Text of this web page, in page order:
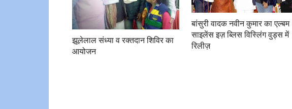
झूलेलाल संध्या व रक्तदान शिविर का
आयोजन
बांसुरी वादक नवीन कुमार का एल्बम
साइलेंस इज़ ब्लिस विस्लिंग वुड्स में
रिलीज़